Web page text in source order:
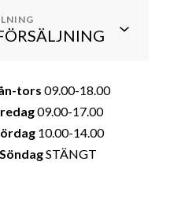
tors 09.00-18.00
09.00-17.00
10.00-14.00
SöndagSTÄNGT